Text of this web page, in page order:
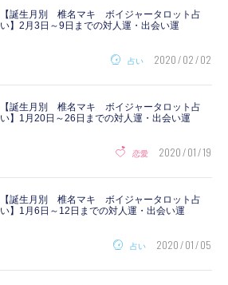
【誕生月別 椎名マキ ボイジャータロット占
い】2月3日～9日までの対人運・出会い運
占い 2020 / 02 / 02
【誕生月別 椎名マキ ボイジャータロット占
い】1月20日～26日までの対人運・出会い運
恋愛 2020 / 01 / 19
【誕生月別 椎名マキ ボイジャータロット占
い】1月6日～12日までの対人運・出会い運
占い 2020 / 01 / 05